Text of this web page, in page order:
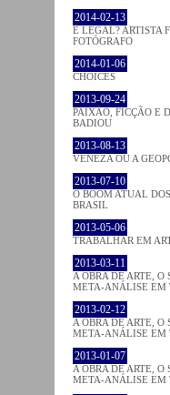
2014-02-13
É LEGAL? ARTISTA
FOTÓGRAFO
2014-01-06
CHOICES
2013-09-24
PAIXÃO, FICÇÃO E
BADIOU
2013-08-13
VENEZA OU A
2013-07-10
O BOOM ATUAL
BRASIL
2013-05-06
TRABALHAR EM
2013-03-11
A OBRA DE ARTE, O
META-ANÁLISE EM
2013-02-12
A OBRA DE ARTE, O
META-ANÁLISE EM
2013-01-07
A OBRA DE ARTE, O
META-ANÁLISE EM